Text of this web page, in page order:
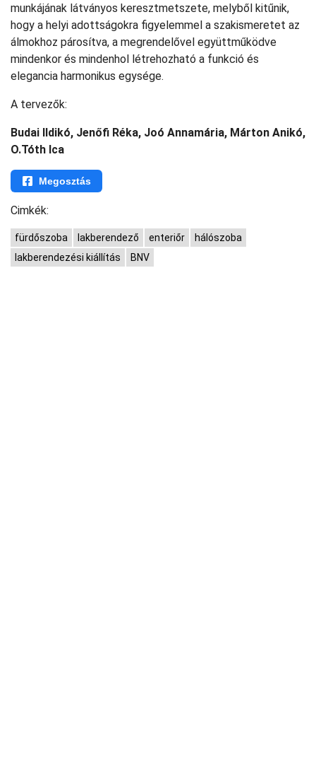
munkájának látványos keresztmetszete, melyből kitűnik,
hogy a helyi adottságokra figyelemmel a szakismeretet az
álmokhoz párosítva, a megrendelővel együttműködve
mindenkor és mindenhol létrehozható a funkció és
elegancia harmonikus egysége.
A tervezők:
Budai Ildikó, Jenőfi Réka, Joó Annamária, Márton Anikó,
O.Tóth Ica
Megosztás
Cimkék:
fürdőszoba lakberendező enteriőr
hálószoba
lakberendezési kiállítás
BNV